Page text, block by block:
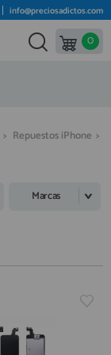
info@preciosadictos.com
0
> Repuestos iPhone >
Marcas